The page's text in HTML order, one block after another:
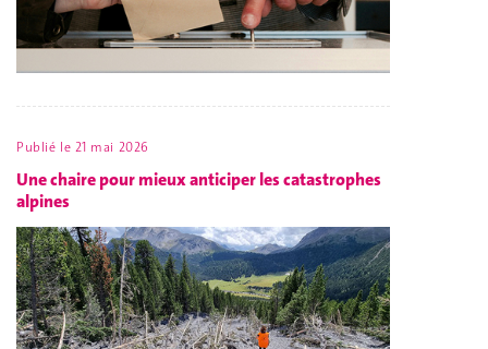
Publié le 21 mai 2026
Une chaire pour mieux anticiper les catastrophes
alpines